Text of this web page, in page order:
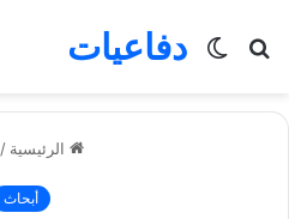
دفاعيات
بحث
الوضع
الرئيسية /
أبحاث